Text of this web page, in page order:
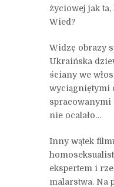
życiowej jak
Wied?
Widzę obrazy
Ukraińska
ściany we
wyciągniętymi
spracowanymi
nie ocalało…
Inny wątek
ekspertem i
malarstwa. Na